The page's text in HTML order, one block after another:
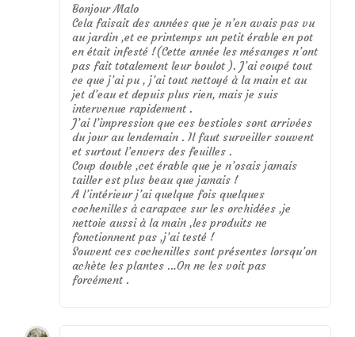
Bonjour Malo
Cela faisait des années que je n’en avais pas vu
au jardin ,et ce printemps un petit érable en pot
en était infesté !(Cette année les mésanges n’ont
pas fait totalement leur boulot ). J’ai coupé tout
ce que j’ai pu , j’ai tout nettoyé à la main et au
jet d’eau et depuis plus rien, mais je suis
intervenue rapidement .
J’ai l’impression que ces bestioles sont arrivées
du jour au lendemain . Il faut surveiller souvent
et surtout l’envers des feuilles .
Coup double ,cet érable que je n’osais jamais
tailler est plus beau que jamais !
A l’intérieur j’ai quelque fois quelques
cochenilles à carapace sur les orchidées ,je
nettoie aussi à la main ,les produits ne
fonctionnent pas ,j’ai testé !
Souvent ces cochenilles sont présentes lorsqu’on
achète les plantes …On ne les voit pas
forcément .